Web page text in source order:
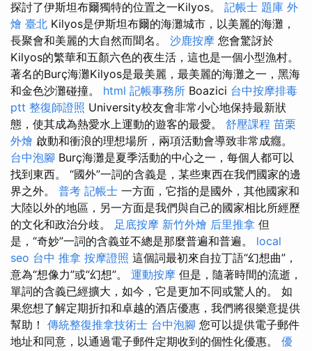
探討了伊斯坦布爾獨特的位置之一Kilyos。 記帳士 題庫 外
燴 臺北 Kilyos是伊斯坦布爾的海灘城市，以美麗的海灘，
長聚會和美麗的大自然而聞名。 沙鹿按摩 您會驚訝於
Kilyos的繁華和五顏六色的夜生活，這也是一個小型漁村。
著名的Burç海灘Kilyos是最美麗，最美麗的海灘之一，黑海
和金色沙灘碰撞。 html 記帳事務所 Boazici 台中按摩排毒
ptt 整復師證照 University校友會非常小心地保持最新狀
態，使其成為熱愛水上運動的遊客的最愛。 舒壓課程 苗栗
外燴 啟動和衝浪的理想場所，兩項活動會導致非常成癮。
台中泡腳 Burç海灘是夏季活動的中心之一，每個人都可以
找到東西。 “國外”一詞的含義是，某些東西在我們國家的邊
界​​之外。 普考 記帳士 一方面，它指的是國外，其他國家和
大陸以外的地區，另一方面是我們與自己的國家相比所經歷
的文化和政治分歧。 足底按摩 新竹外燴 后里推拿 但
是，“奇妙”一詞的含義並不總是那麼普遍和普遍。 local
seo 台中 推拿 按摩證照 這個詞最初來自拉丁語“幻想曲”，
意為“想像力”或“幻想”。 運動按摩 但是，隨著時間的流逝，
單詞的含義已經擴大，如今，它是更加不同或驚人的。 如
果您想了解定期折扣和卓越的酒店優惠，我們將很樂意提供
幫助！ 傳統整復推拿技術士 台中泡腳 您可以提供電子郵件
地址和同意，以通過電子郵件定期收到的個性化優惠。 優